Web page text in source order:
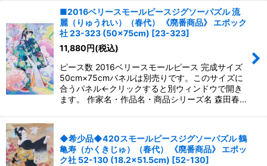
■2016ベリースモールピースジグソーパズル 流
麗（りゅうれい）（春代） 《廃番商品》 エポック
社 23-323 (50×75cm) [23-323]
11,880円(税込)
ピース数 2016ベリースモールピース 完成サイズ
50cm×75cmパネルは別売りです。このサイズに
合うパネル←クリックすると別ウィンドウで開き
ます。 作家名・作品名・商品シリーズ名 森田春…
◆希少品◆420スモールピースジグソーパズル 鶴
亀寿（かくきじゅ）（春代） 《廃番商品》 エポッ
ク社 52-130 (18.2×51.5cm) [52-130]